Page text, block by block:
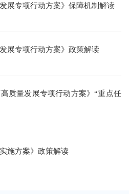
展专项行动方案》保障机制解读
展专项行动方案》政策解读
质量发展专项行动方案》“重点任
施方案》政策解读